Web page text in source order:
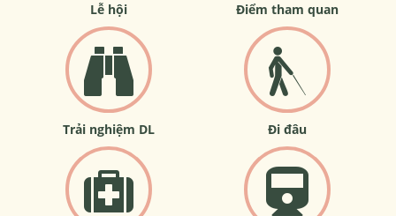
Lễ hội Điểm tham quan
Trải nghiệm DL Đi đâu